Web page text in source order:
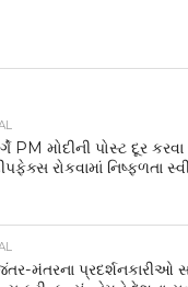
PM મોદીની પોસ્ટ દૂર
રોકવામાં નિષ્ફળતા
મંતરના પ્રદર્શનકારીઓ